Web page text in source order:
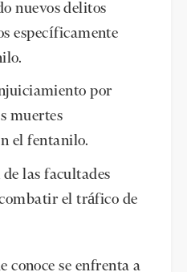
nuevos delitos
específicamente
por
muertes
el fentanilo.
las facultades
el tráfico de
conoce se enfrenta a